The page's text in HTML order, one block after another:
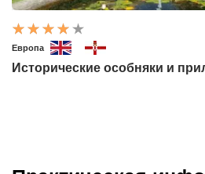
Европа
Исторические особняки и